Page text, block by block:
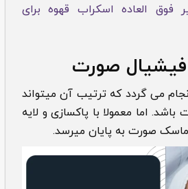
فوق العاده اسکراب قهوه برای
فیشیال صورت
مرحله انجام می گردد که ترتیب آن میتواند
اما معمولا با پاکسازی و لایه
ماسک صورت به پایان میرسد.